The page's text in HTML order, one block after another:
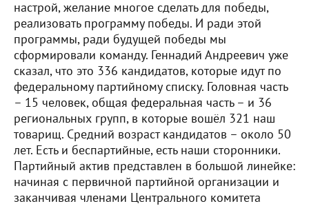
настрой, желание многое сделать для победы,
реализовать программу победы. И ради этой
программы, ради будущей победы мы
сформировали команду. Геннадий Андреевич уже
сказал, что это 336 кандидатов, которые идут по
федеральному партийному списку. Головная часть
– 15 человек, общая федеральная часть – и 36
региональных групп, в которые вошёл 321 наш
товарищ. Средний возраст кандидатов – около 50
лет. Есть и беспартийные, есть наши сторонники.
Партийный актив представлен в большой линейке:
начиная с первичной партийной организации и
заканчивая членами Центрального комитета